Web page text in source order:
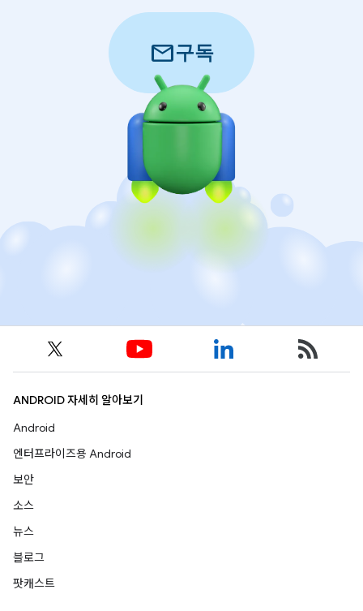
mail구독
ANDROID 자세히 알아보기
Android
엔터프라이즈용 Android
보안
소스
뉴스
블로그
팟캐스트